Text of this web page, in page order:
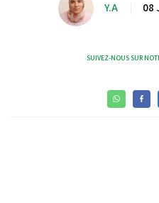
Y.A 08
SUIVEZ-NOUS SUR